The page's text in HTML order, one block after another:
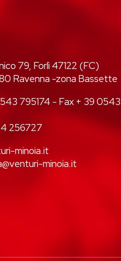
79, Forlì 47122 (FC)
Ravenna -zona Bassette
795174 - Fax + 39 0543
256727
minoia.it
minoia.it